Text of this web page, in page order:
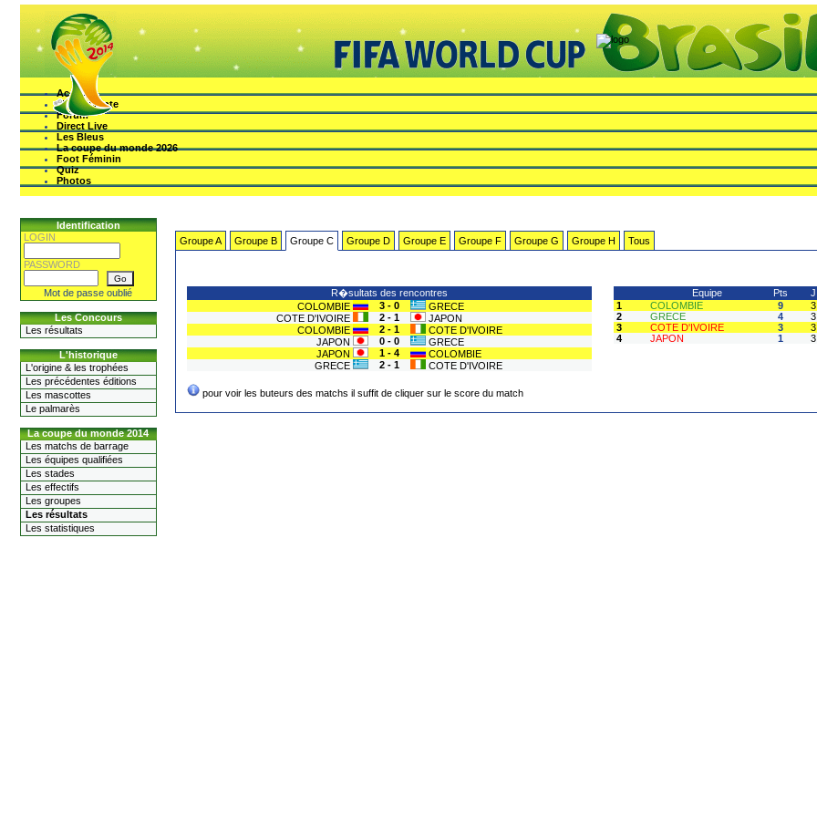
Accueil
Mon Compte
Forum
Direct Live
Les Bleus
La coupe du monde 2026
Foot Féminin
Quiz
Photos
Identification
LOGIN
PASSWORD
Mot de passe oublié
Les Concours
Les résultats
L'historique
L'origine & les trophées
Les précédentes éditions
Les mascottes
Le palmarès
La coupe du monde 2014
Les matchs de barrage
Les équipes qualifiées
Les stades
Les effectifs
Les groupes
Les résultats
Les statistiques
Groupe A Groupe B Groupe C Groupe D Groupe E Groupe F Groupe G Groupe H Tous
R�sultats des rencontres
COLOMBIE
3 - 0
GRECE
COTE D'IVOIRE
2 - 1
JAPON
COLOMBIE
2 - 1
COTE D'IVOIRE
JAPON
0 - 0
GRECE
JAPON
1 - 4
COLOMBIE
GRECE
2 - 1 COTE D'IVOIRE
pour voir les buteurs des matchs il suffit de cliquer sur le score du match
Equipe Pts J
1
COLOMBIE 9 3
2
GRECE 4 3
3
COTE D'IVOIRE 3 3
4
JAPON 1 3